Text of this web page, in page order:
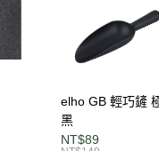
elho GB 輕巧鏟
黑
NT$89